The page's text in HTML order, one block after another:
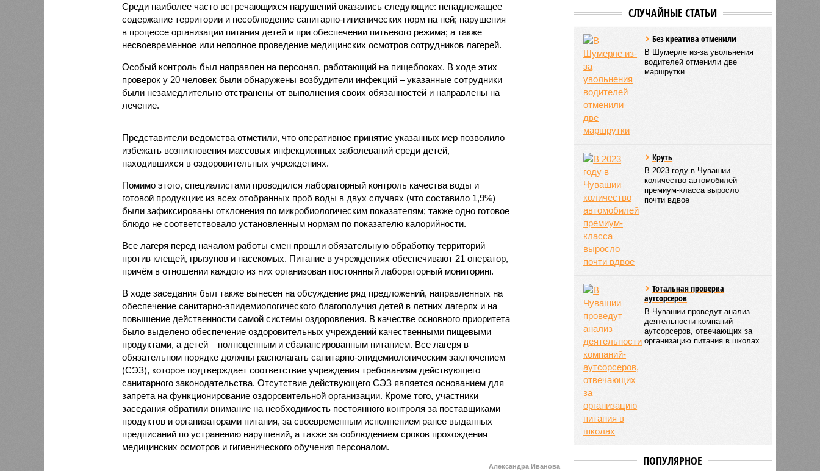
Среди наиболее часто встречающихся нарушений оказались следующие: ненадлежащее
содержание территории и несоблюдение санитарно-гигиенических норм на ней; нарушения
в процессе организации питания детей и при обеспечении питьевого режима; а также
несвоевременное или неполное проведение медицинских осмотров сотрудников лагерей.
Особый контроль был направлен на персонал, работающий на пищеблоках. В ходе этих
проверок у 20 человек были обнаружены возбудители инфекций – указанные сотрудники
были незамедлительно отстранены от выполнения своих обязанностей и направлены на
лечение.
Представители ведомства отметили, что оперативное принятие указанных мер позволило
избежать возникновения массовых инфекционных заболеваний среди детей,
находившихся в оздоровительных учреждениях.
Помимо этого, специалистами проводился лабораторный контроль качества воды и
готовой продукции: из всех отобранных проб воды в двух случаях (что составило 1,9%)
были зафиксированы отклонения по микробиологическим показателям; также одно готовое
блюдо не соответствовало установленным нормам по показателю калорийности.
Все лагеря перед началом работы смен прошли обязательную обработку территорий
против клещей, грызунов и насекомых. Питание в учреждениях обеспечивают 21 оператор,
причём в отношении каждого из них организован постоянный лабораторный мониторинг.
В ходе заседания был также вынесен на обсуждение ряд предложений, направленных на
обеспечение санитарно-эпидемиологического благополучия детей в летних лагерях и на
повышение действенности самой системы оздоровления. В качестве основного приоритета
было выделено обеспечение оздоровительных учреждений качественными пищевыми
продуктами, а детей – полноценным и сбалансированным питанием. Все лагеря в
обязательном порядке должны располагать санитарно-эпидемиологическим заключением
(СЭЗ), которое подтверждает соответствие учреждения требованиям действующего
санитарного законодательства. Отсутствие действующего СЭЗ является основанием для
запрета на функционирование оздоровительной организации. Кроме того, участники
заседания обратили внимание на необходимость постоянного контроля за поставщиками
продуктов и организаторами питания, за своевременным исполнением ранее выданных
предписаний по устранению нарушений, а также за соблюдением сроков прохождения
медицинских осмотров и гигиенического обучения персоналом.
Александра Иванова
СЛУЧАЙНЫЕ СТАТЬИ
Без креатива отменили
В Шумерле из-за увольнения
водителей отменили две
маршрутки
Круть
В 2023 году в Чувашии
количество автомобилей
премиум-класса выросло
почти вдвое
Тотальная проверка
аутсорсеров
В Чувашии проведут анализ
деятельности компаний-
аутсорсеров, отвечающих за
организацию питания в школах
ПОПУЛЯРНОЕ